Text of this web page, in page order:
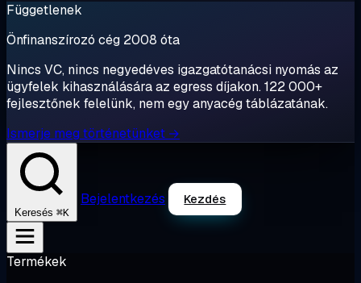
Függetlenek
Önfinanszírozó cég 2008 óta
Nincs VC, nincs negyedéves igazgatótanácsi nyomás az
ügyfelek kihasználására az egress díjakon. 122 000+
fejlesztőnek felelünk, nem egy anyacég táblázatának.
Ismerje meg történetünket →
Keresés ⌘K
Bejelentkezés Kezdés
Termékek